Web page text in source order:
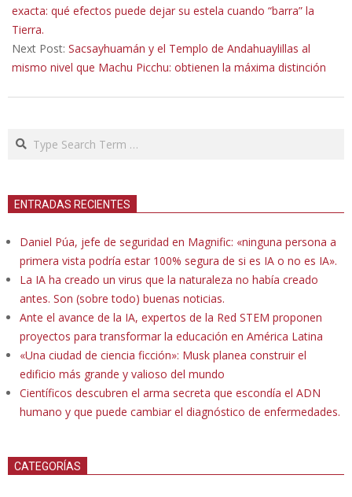
10
exacta: qué efectos puede dejar su estela cuando “barra” la
Tierra.
Next Post: Sacsayhuamán y el Templo de Andahuaylillas al
mismo nivel que Machu Picchu: obtienen la máxima distinción
Search
ENTRADAS RECIENTES
Daniel Púa, jefe de seguridad en Magnific: «ninguna persona a
primera vista podría estar 100% segura de si es IA o no es IA».
La IA ha creado un virus que la naturaleza no había creado
antes. Son (sobre todo) buenas noticias.
Ante el avance de la IA, expertos de la Red STEM proponen
proyectos para transformar la educación en América Latina
«Una ciudad de ciencia ficción»: Musk planea construir el
edificio más grande y valioso del mundo
Científicos descubren el arma secreta que escondía el ADN
humano y que puede cambiar el diagnóstico de enfermedades.
CATEGORÍAS